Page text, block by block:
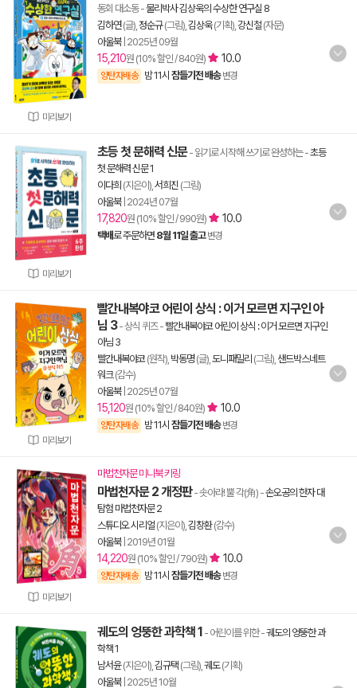
미리보기
동회 대소동-물리박사 김상욱의 수상한 연구실 8
김하연(글), 정순규(그림), 김상욱(기획), 강신철 (자문)
아울북| 2025년 09월
15,210원 (10% 할인 / 840원) 10.0
양탄자배송 밤 11시 잠들기전 배송 변경
미리보기
초등 첫 문해력 신문- 읽기로 시작해 쓰기로 완성하는-초등
첫 문해력 신문 1
이다희 (지은이), 서희진 (그림)
아울북| 2024년 07월
17,820원 (10% 할인 / 990원) 10.0
택배로 주문하면 8월 11일 출고 변경
미리보기
빨간내복야코 어린이 상식 : 이거 모르면 지구인 아
님 3- 상식 퀴즈- 빨간내복야코 어린이 상식 : 이거 모르면 지구인
아님 3
빨간내복야코(원작), 박동명(글), 도니패밀리 (그림), 샌드박스네트
워크(감수)
아울북| 2025년 07월
15,120원 (10% 할인 / 840원) 10.0
양탄자배송 밤 11시 잠들기전 배송 변경
미리보기
마법천자문 미니북 키링
마법천자문 2 개정판- 솟아라! 뿔 각(角) -손오공의 한자 대
탐험 마법천자문 2
스튜디오 시리얼 (지은이), 김창환(감수)
아울북| 2019년 01월
14,220원 (10% 할인 / 790원) 10.0
양탄자배송 밤 11시 잠들기전 배송 변경
궤도의 엉뚱한 과학책 1 - 어린이를 위한-궤도의 엉뚱한 과
학책 1
남서윤(지은이), 김규택 (그림), 궤도(기획)
아울북| 2025년 10월